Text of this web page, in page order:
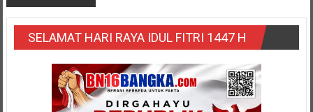
SELAMAT HARI RAYA IDUL FITRI 1447 H